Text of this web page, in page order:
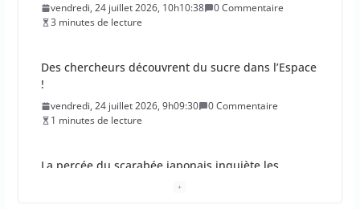
vendredi, 24 juillet 2026, 10h10:38
0 Commentaire
3 minutes de lecture
Des chercheurs découvrent du sucre dans l’Espace
!
vendredi, 24 juillet 2026, 9h09:30
0 Commentaire
1 minutes de lecture
La percée du scarabée japonais inquiète les